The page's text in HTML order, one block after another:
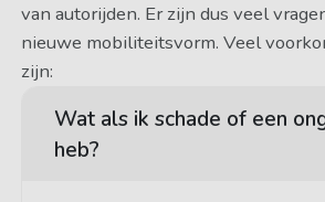
van autorijden. Er zijn dus veel
nieuwe mobiliteitsvorm. Veel
zijn:
Wat als ik schade of een
heb?